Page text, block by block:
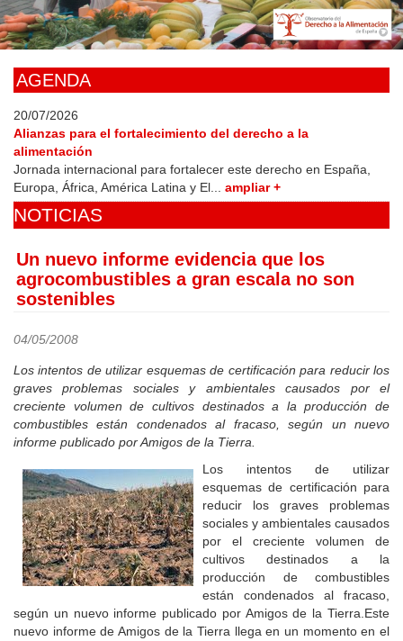
Skip
to
main
AGENDA
20/07/2026
Alianzas para el fortalecimiento del derecho a la
alimentación
Jornada internacional para fortalecer este derecho en España,
Europa, África, América Latina y El... ampliar +
NOTICIAS
Un nuevo informe evidencia que los
agrocombustibles a gran escala no son
sostenibles
04/05/2008
Los intentos de utilizar esquemas de certificación para reducir los
graves problemas sociales y ambientales causados por el
creciente volumen de cultivos destinados a la producción de
combustibles están condenados al fracaso, según un nuevo
informe publicado por Amigos de la Tierra.
Los intentos de utilizar
esquemas de certificación para
reducir los graves problemas
sociales y ambientales causados
por el creciente volumen de
cultivos destinados a la
producción de combustibles
están condenados al fracaso,
según un nuevo informe publicado por Amigos de la Tierra.Este
nuevo informe de Amigos de la Tierra llega en un momento en el